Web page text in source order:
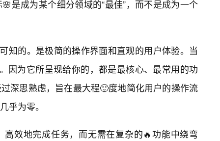
是成为某个细分领域的“最佳”，而不是成为一个
知的。是极简的操作界面和直观的用户体验。当
因为它所呈现给你的，都是最核心、最常用的功
深思熟虑，旨在最大程🙂度地简化用户的操作流
乎为零。
效地完成任务，而无需在复杂的🔥功能中绕弯